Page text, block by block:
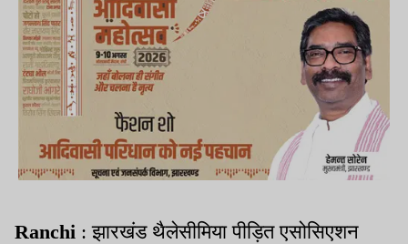
Ranchi : झारखंड थैलेसीमिया पीड़ित एसोसिएशन